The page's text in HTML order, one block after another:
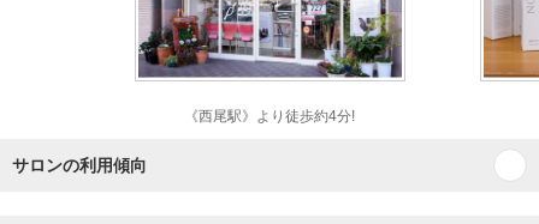
《西尾駅》より徒歩約4分!
サロンの利用傾向